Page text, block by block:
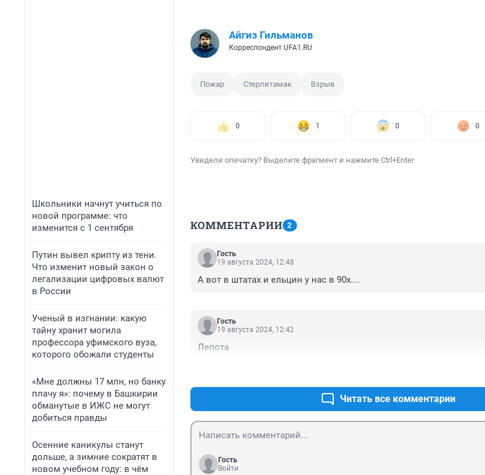
Школьники начнут учиться по
новой программе: что
изменится с 1 сентября
Путин вывел крипту из тени.
Что изменит новый закон о
легализации цифровых валют
в России
Ученый в изгнании: какую
тайну хранит могила
профессора уфимского вуза,
которого обожали студенты
«Мне должны 17 млн, но банку
плачу я»: почему в Башкирии
обманутые в ИЖС не могут
добиться правды
Осенние каникулы станут
дольше, а зимние сократят в
новом учебном году: в чём
Айгиз Гильманов
Корреспондент UFA1.RU
Пожар Стерлитамак Взрыв
0 1 0 0
Увидели опечатку? Выделите фрагмент и нажмите Ctrl+Enter
КОММЕНТАРИИ 2
Гость
19 августа 2024, 12:48
А вот в штатах и ельцин у нас в 90х....
Гость
19 августа 2024, 12:42
Лепота
Читать все комментарии
Гость
Войти